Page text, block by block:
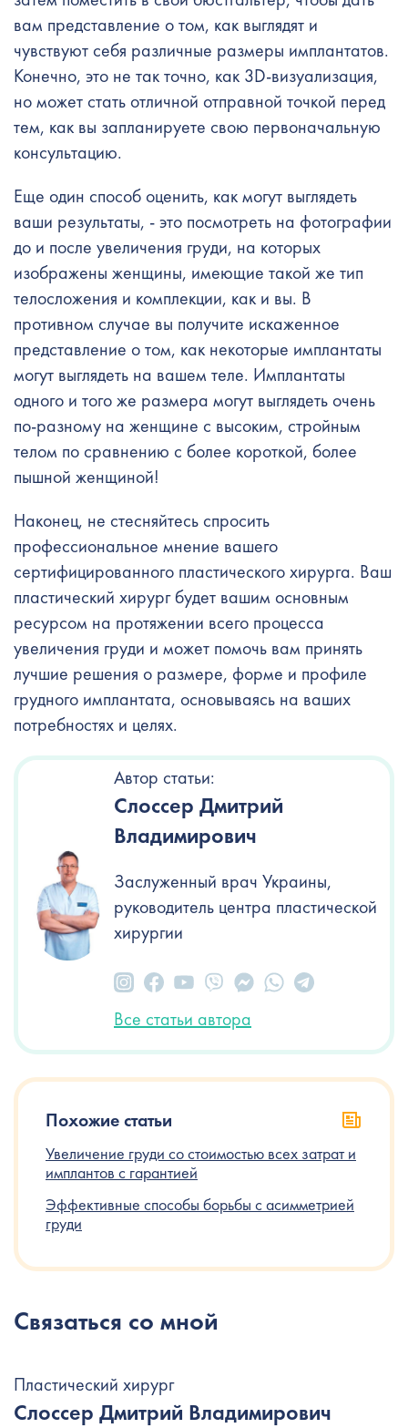
вам представление о том, как выглядят и
чувствуют себя различные размеры имплантатов.
Конечно, это не так точно, как 3D-визуализация,
но может стать отличной отправной точкой перед
тем, как вы запланируете свою первоначальную
консультацию.
Еще один способ оценить, как могут выглядеть
ваши результаты, - это посмотреть на фотографии
до и после увеличения груди, на которых
изображены женщины, имеющие такой же тип
телосложения и комплекции, как и вы. В
противном случае вы получите искаженное
представление о том, как некоторые имплантаты
могут выглядеть на вашем теле. Имплантаты
одного и того же размера могут выглядеть очень
по-разному на женщине с высоким, стройным
телом по сравнению с более короткой, более
пышной женщиной!
Наконец, не стесняйтесь спросить
профессиональное мнение вашего
сертифицированного пластического хирурга. Ваш
пластический хирург будет вашим основным
ресурсом на протяжении всего процесса
увеличения груди и может помочь вам принять
лучшие решения о размере, форме и профиле
грудного имплантата, основываясь на ваших
потребностях и целях.
Автор статьи:
Слоссер Дмитрий
Владимирович
Заслуженный врач Украины,
руководитель центра пластической
хирургии
Все статьи автора
Похожие статьи
Увеличение груди со стоимостью всех затрат и
имплантов с гарантией
Эффективные способы борьбы с асимметрией
груди
Связаться со мной
Пластический хирург
Слоссер Дмитрий Владимирович